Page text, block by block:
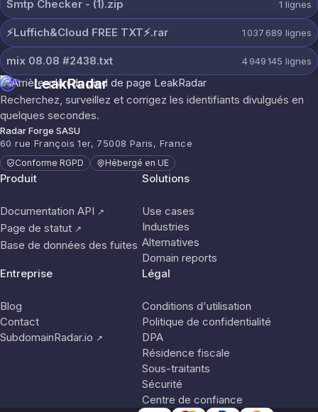
Smtp Checker - (1).zip 1 lignes
⚡️Luffich&Cloud FREE TXT⚡️.rar 1 037 689 lignes
mix 08.08 #2438.txt 4 949 145 lignes
LeakRadar
Recherchez, surveillez et corrigez les identifiants divulgués en
quelques secondes.
Radar Forge SASU
60 rue François 1er, 75008 Paris, France
Conforme RGPD Hébergé en UE
Produit
Documentation API ↗
Page de statut ↗
Base de données des fuites
Solutions
Use cases
Industries
Alternatives
Domain reports
Entreprise
Blog
Contact
SubdomainRadar.io ↗
Légal
Conditions d'utilisation
Politique de confidentialité
DPA
Résidence fiscale
Sous-traitants
Sécurité
Centre de confiance